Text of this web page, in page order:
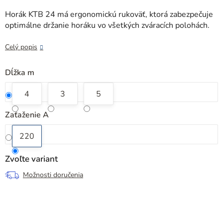
Horák KTB 24 má ergonomickú rukoväť, ktorá zabezpečuje
optimálne držanie horáku vo všetkých zváracích polohách.
Celý popis
Dĺžka m
4
3
5
Zaťaženie A
220
Zvoľte variant
Možnosti doručenia